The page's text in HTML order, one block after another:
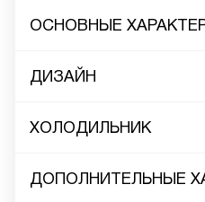
ОСНОВНЫЕ
ДИЗАЙН
ХОЛОДИЛЬНИК
ДОПОЛНИТЕЛЬНЫЕ